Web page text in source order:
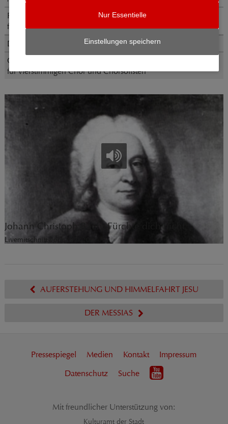
Pater noster (1991)
für fünfstimmigen Chor und Chorsolisten
Darius Milhaud (1892-1974)
Cantate de la guerre (op. 213, 1942)
für vierstimmigen Chor und Chorsolisten
Johann Christoph Bach: Fürchte dich nicht
Livemitschnitt vom 29.9.2007
AUFERSTEHUNG UND HIMMELFAHRT JESU
DER MESSIAS
Pressespiegel Medien Kontakt
Impressum
Datenschutz
Suche
Mit freundlicher Unterstützung von:
Kulturamt der Stadt
Nur Essentielle
Einstellungen speichern